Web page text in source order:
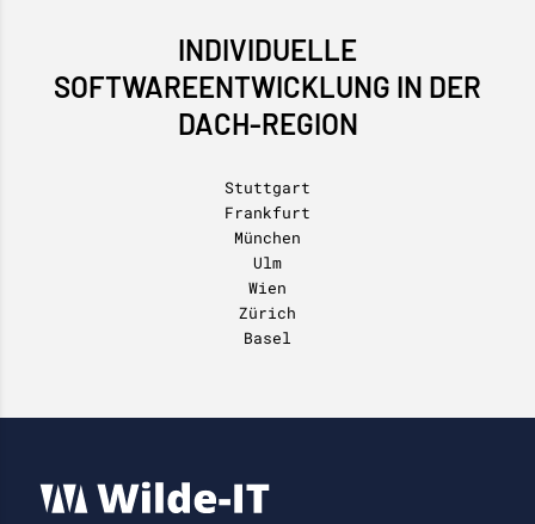
INDIVIDUELLE
SOFTWAREENTWICKLUNG IN DER
DACH-REGION
Stuttgart
Frankfurt
München
Ulm
Wien
Zürich
Basel